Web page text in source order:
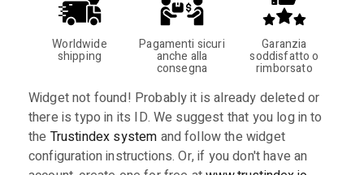
Worldwide
shipping
Pagamenti sicuri
anche alla
consegna
Garanzia
soddisfatto o
rimborsato
Widget not found! Probably it is already deleted or
there is typo in its ID. We suggest that you log in to
the Trustindex system and follow the widget
configuration instructions. Or, if you don't have an